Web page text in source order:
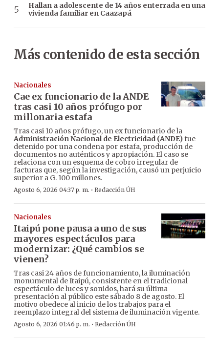
Hallan a adolescente de 14 años enterrada en una
vivienda familiar en Caazapá
Más contenido de esta sección
Nacionales
Cae ex funcionario de la ANDE
tras casi 10 años prófugo por
millonaria estafa
Tras casi 10 años prófugo, un ex funcionario de la
Administración Nacional de Electricidad (ANDE)fue
detenido por una condena por estafa, producción de
documentos no auténticos y apropiación. El caso se
relaciona con un esquema de cobro irregular de
facturas que, según la investigación, causó un perjuicio
superior a G. 100 millones.
Agosto 6, 2026 04:37 p. m. · Redacción ÚH
Nacionales
Itaipú pone pausa a uno de sus
mayores espectáculos para
modernizar: ¿Qué cambios se
vienen?
Tras casi 24 años de funcionamiento, la iluminación
monumental de Itaipú, consistente en el tradicional
espectáculo de luces y sonidos, hará su última
presentación al público este sábado 8 de agosto. El
motivo obedece al inicio de los trabajos para el
reemplazo integral del sistema de iluminación vigente.
Agosto 6, 2026 01:46 p. m. · Redacción ÚH